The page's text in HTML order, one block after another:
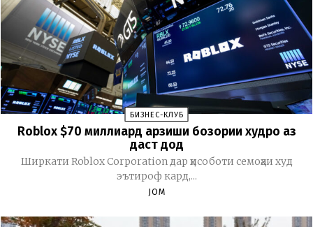
БИЗНЕС-КЛУБ
Roblox $70 миллиард арзиши бозории худро аз
даст дод
Ширкати Roblox Corporation дар ҳисоботи семоҳаи худ
эътироф кард,...
JOM